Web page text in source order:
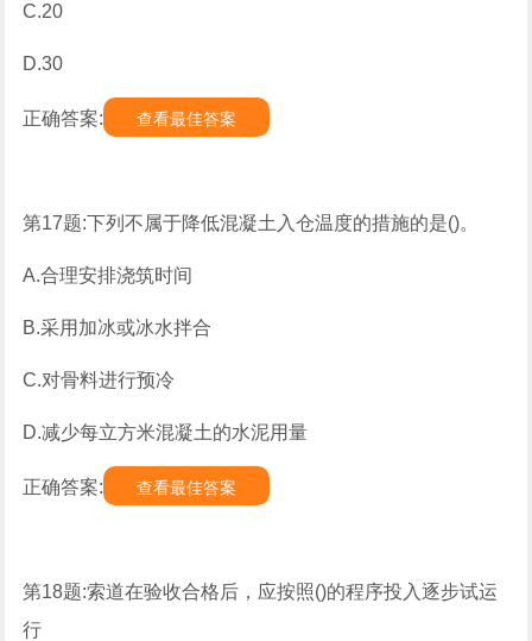
C.20
D.30
正确答案: 查看最佳答案
第17题:下列不属于降低混凝土入仓温度的措施的是()。
A.合理安排浇筑时间
B.采用加冰或冰水拌合
C.对骨料进行预冷
D.减少每立方米混凝土的水泥用量
正确答案: 查看最佳答案
第18题:索道在验收合格后，应按照()的程序投入逐步试运
行